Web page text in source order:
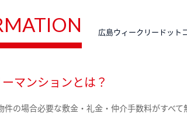
広島ウィークリードット
マンションとは？
件の場合必要な敷金・礼金・仲介手数料がすべて